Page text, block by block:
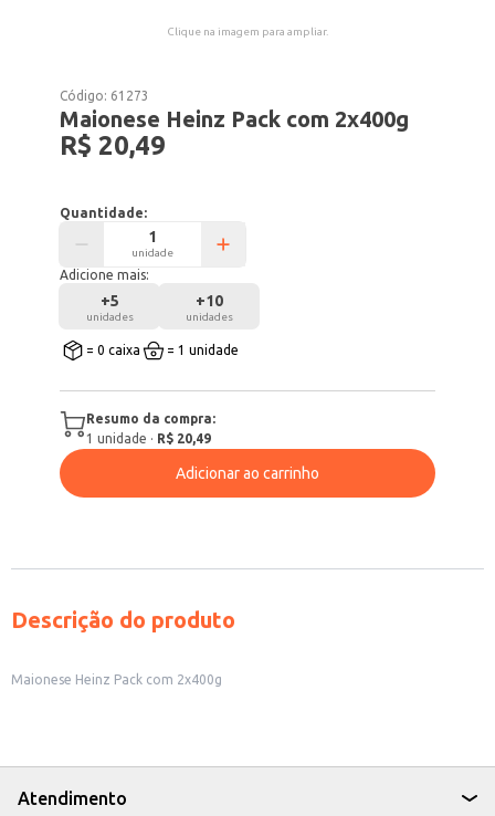
Clique na imagem para ampliar.
Código: 61273
Maionese Heinz Pack com 2x400g
R$ 20,49
Quantidade:
unidade
Adicione mais:
+5
unidades
+10
unidades
= 0 caixa = 1 unidade
Resumo da compra:
1 unidade · R$ 20,49
Adicionar ao carrinho
Descrição do produto
Maionese Heinz Pack com 2x400g
Atendimento